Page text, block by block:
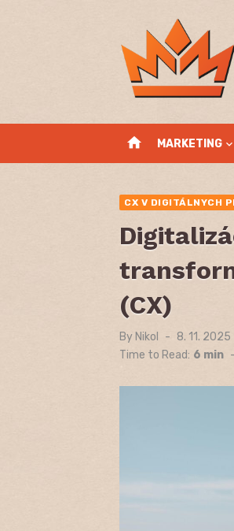
home MARKETING
CX V DIGITÁLNYCH
(CX)
By Nikol
Posted
on
8. 11. 2025
Time to Read: 6 min -